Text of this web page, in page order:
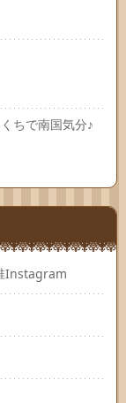
ちで南国気分♪
Instagram